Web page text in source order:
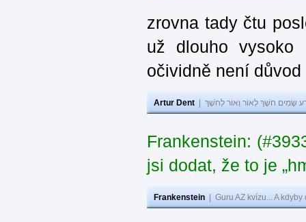
zrovna tady čtu
už dlouho
očividně není
Artur Dent שָׂמִים חֹשֶׁךְ לְאוֹר וְאוֹר לְחֹשֶׁךְ
Frankenstein:
jsi dodat, že to je
Frankenstein Guru AZ kvízu... A